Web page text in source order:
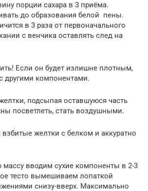
порции сахара в 3 приёма.
до образования белой пены.
в 3 раза от первоначального
с венчика оставлять след на
Если он будет излишне плотным,
другими компонентами.
подсыпая оставшуюся часть
посветлеть, стать воздушными.
желтки с белком и аккуратно
массу вводим сухие компоненты в 2-3
тесто вымешиваем лопаткой
снизу-вверх. Максимально